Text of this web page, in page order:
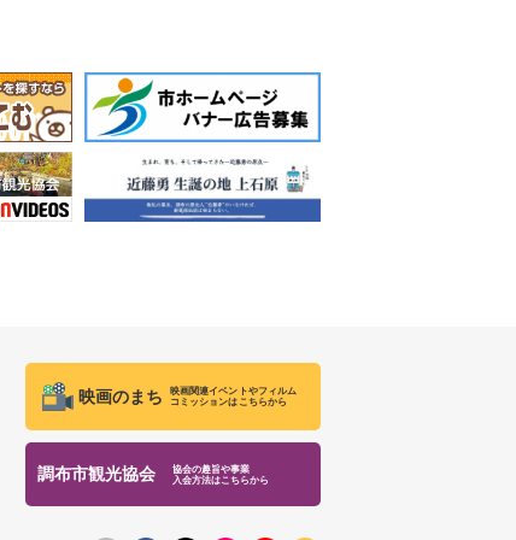
映画のまち
映画関連イベントやフィルム
コミッションはこちらから
調布市観光協会
協会の趣旨や事業
入会方法はこちらから